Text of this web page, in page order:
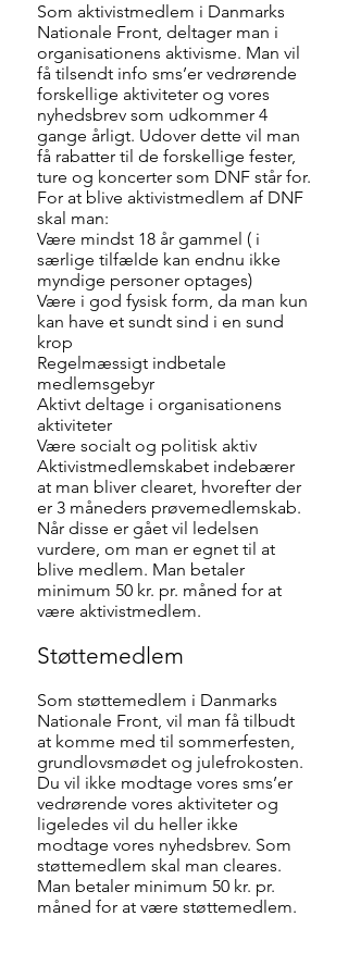
Som aktivistmedlem i Danmarks
Nationale Front, deltager man i
organisationens aktivisme. Man vil
få tilsendt info sms’er vedrørende
forskellige aktiviteter og vores
nyhedsbrev som udkommer 4
gange årligt. Udover dette vil man
få rabatter til de forskellige fester,
ture og koncerter som DNF står for.
For at blive aktivistmedlem af DNF
skal man:
Være mindst 18 år gammel ( i
særlige tilfælde kan endnu ikke
myndige personer optages)
Være i god fysisk form, da man kun
kan have et sundt sind i en sund
krop
Regelmæssigt indbetale
medlemsgebyr
Aktivt deltage i organisationens
aktiviteter
Være socialt og politisk aktiv
Aktivistmedlemskabet indebærer
at man bliver clearet, hvorefter der
er 3 måneders prøvemedlemskab.
Når disse er gået vil ledelsen
vurdere, om man er egnet til at
blive medlem. Man betaler
minimum 50 kr. pr. måned for at
være aktivistmedlem.
Støttemedlem
Som støttemedlem i Danmarks
Nationale Front, vil man få tilbudt
at komme med til sommerfesten,
grundlovsmødet og julefrokosten.
Du vil ikke modtage vores sms’er
vedrørende vores aktiviteter og
ligeledes vil du heller ikke
modtage vores nyhedsbrev. Som
støttemedlem skal man cleares.
Man betaler minimum 50 kr. pr.
måned for at være støttemedlem.